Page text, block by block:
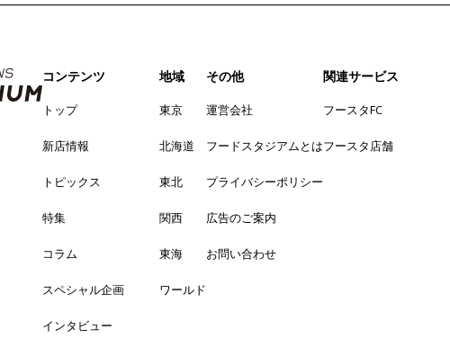
コンテンツ
トップ
新店情報
トピックス
特集
コラム
スペシャル企画
インタビュー
地域
東京
北海道
東北
関西
東海
ワールド
その他
運営会社
フードスタジアムとは
プライバシーポリシー
広告のご案内
お問い合わせ
関連サービス
フースタFC
フースタ店舗